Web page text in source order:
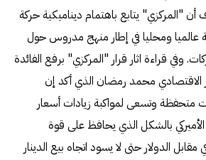
"المركزي" يتابع باهتمام ديناميكية حركة
عالميا ومحليا في إطار منهج مدروس حول
وفي قراءة اثار قرار "المركزي" برفع الفائدة
الاقتصادي محمد رمضان الذي أكد إن
متحفظة وتسعى لمواكبة زيادات أسعار
الأميركي بالشكل الذي يحافظ على قوة
مقابل الدولار حتى لا يسود اتجاه بيع الدينار